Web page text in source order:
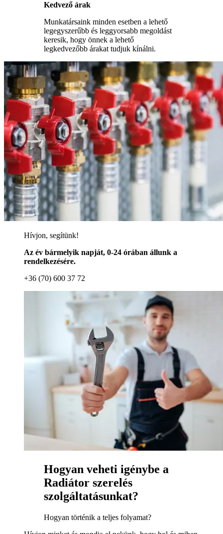
Kedvező árak
Munkatársaink minden esetben a lehető
legegyszerűbb és leggyorsabb megoldást
keresik, hogy önnek a lehető
legkedvezőbb árakat tudjuk kínálni.
Hívjon, segítünk!
Az év bármelyik napját, 0-24 órában állunk a
rendelkezésére.
+36 (70) 600 37 72
Hogyan veheti igénybe a
Radiátor szerelés
szolgáltatásunkat?
Hogyan történik a teljes folyamat?